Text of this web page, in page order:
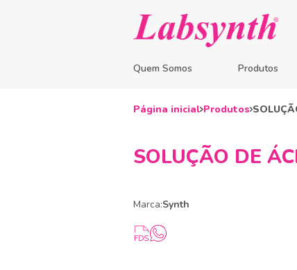
Quem Somos Produtos
Página inicial Produtos
SOLUÇÃO DE
Marca:Synth